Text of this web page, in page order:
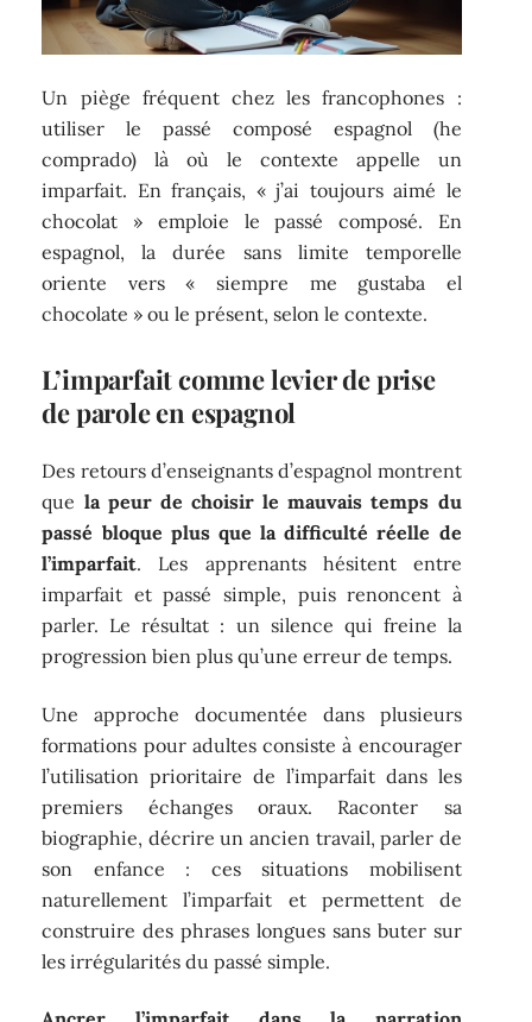
Un piège fréquent chez les francophones :
utiliser le passé composé espagnol (he
comprado) là où le contexte appelle un
imparfait. En français, « j’ai toujours aimé le
chocolat » emploie le passé composé. En
espagnol, la durée sans limite temporelle
oriente vers « siempre me gustaba el
chocolate » ou le présent, selon le contexte.
L’imparfait comme levier de prise
de parole en espagnol
Des retours d’enseignants d’espagnol montrent
que la peur de choisir le mauvais temps du
passé bloque plus que la difficulté réelle de
l’imparfait. Les apprenants hésitent entre
imparfait et passé simple, puis renoncent à
parler. Le résultat : un silence qui freine la
progression bien plus qu’une erreur de temps.
Une approche documentée dans plusieurs
formations pour adultes consiste à encourager
l’utilisation prioritaire de l’imparfait dans les
premiers échanges oraux. Raconter sa
biographie, décrire un ancien travail, parler de
son enfance : ces situations mobilisent
naturellement l’imparfait et permettent de
construire des phrases longues sans buter sur
les irrégularités du passé simple.